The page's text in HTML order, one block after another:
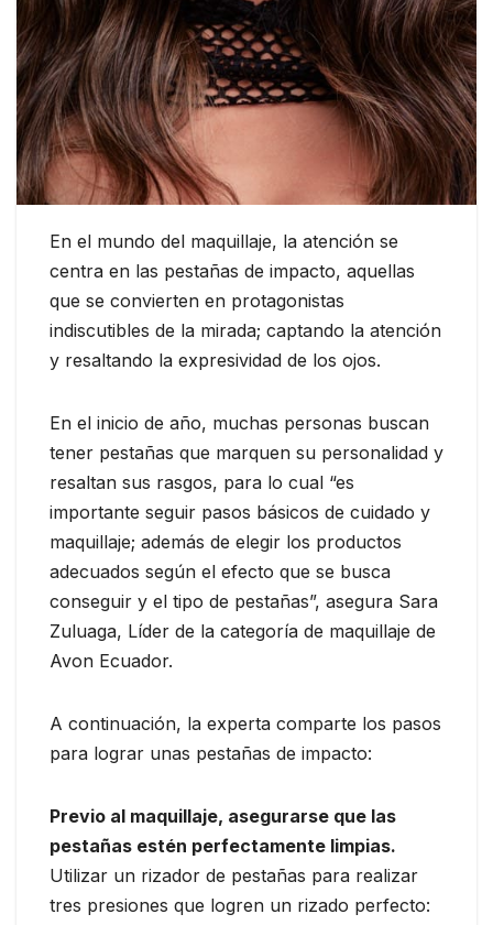
En el mundo del maquillaje, la atención se
centra en las pestañas de impacto, aquellas
que se convierten en protagonistas
indiscutibles de la mirada; captando la atención
y resaltando la expresividad de los ojos.
En el inicio de año, muchas personas buscan
tener pestañas que marquen su personalidad y
resaltan sus rasgos, para lo cual “es
importante seguir pasos básicos de cuidado y
maquillaje; además de elegir los productos
adecuados según el efecto que se busca
conseguir y el tipo de pestañas”, asegura Sara
Zuluaga, Líder de la categoría de maquillaje de
Avon Ecuador.
A continuación, la experta comparte los pasos
para lograr unas pestañas de impacto:
Previo al maquillaje, asegurarse que las
pestañas estén perfectamente limpias.
Utilizar un rizador de pestañas para realizar
tres presiones que logren un rizado perfecto: